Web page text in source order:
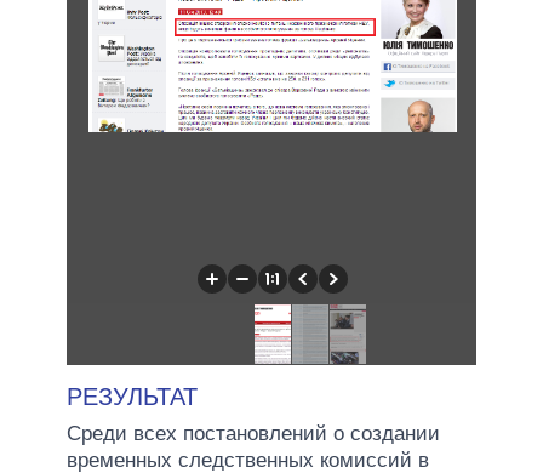
РЕЗУЛЬТАТ
Среди всех постановлений о создании
временных следственных комиссий в